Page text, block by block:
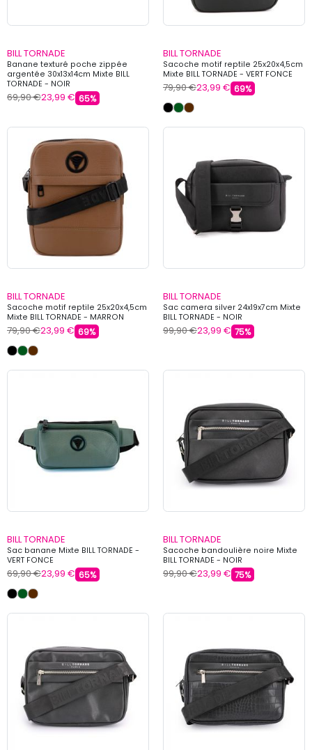
BILL TORNADE
Banane texturé poche zippée
argentée 30x13x14cm Mixte BILL
TORNADE - NOIR
69,90 €23,99 € 65%
BILL TORNADE
Sacoche motif reptile 25x20x4,5cm
Mixte BILL TORNADE - VERT FONCE
79,90 €23,99 € 69%
BILL TORNADE
Sacoche motif reptile 25x20x4,5cm
Mixte BILL TORNADE - MARRON
79,90 €23,99 € 69%
BILL TORNADE
Sac camera silver 24x19x7cm Mixte
BILL TORNADE - NOIR
99,90 €23,99 € 75%
BILL TORNADE
Sac banane Mixte BILL TORNADE -
VERT FONCE
69,90 €23,99 € 65%
BILL TORNADE
Sacoche bandoulière noire Mixte
BILL TORNADE - NOIR
99,90 €23,99 € 75%